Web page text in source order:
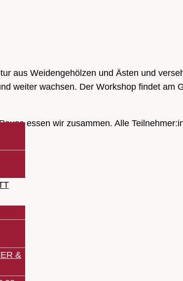
&
aus Weidengehölzen und Ästen und
weiter wachsen. Der Workshop findet am
essen wir zusammen. Alle